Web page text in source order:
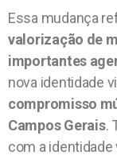
Essa mudança
valorização de
importantes
nova identidade
compromisso
Campos Gerais.
com a